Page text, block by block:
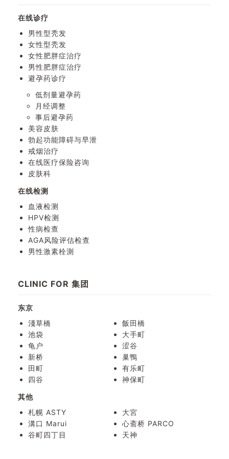
在线诊疗
男性型秃发
女性型秃发
女性肥胖症治疗
男性肥胖症治疗
避孕药诊疗
低剂量避孕药
月经调整
事后避孕药
美容皮肤
勃起功能障碍与早泄
戒烟治疗
在线医疗保险咨询
⽪肤科
在线检测
血液检测
HPV检测
性病检查
AGA风险评估检查
男性激素栓測
CLINIC FOR 集团
东京
淺草橋
飯田橋
池袋
大手町
龟户
涩谷
新桥
巢鴨
田町
有乐町
四谷
神保町
其他
札幌 ASTY
大宮
溝口 Marui
心斋桥 PARCO
谷町四丁目
天神